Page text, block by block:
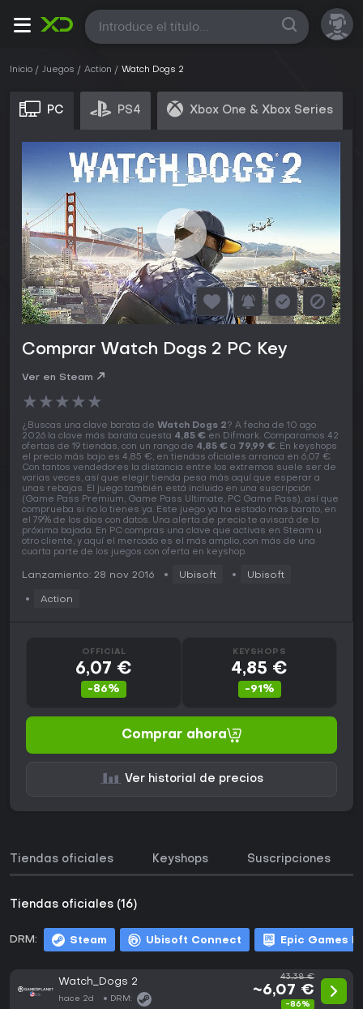
Todas
Inicio Juegos Action Watch Dogs 2
PC PS4 Xbox One & Xbox Series
Comprar Watch Dogs 2 PC Key
Ver en Steam
★★★★★
¿Buscas una clave barata de Watch Dogs 2? A fecha de 10 ago
2026 la clave más barata cuesta 4,85 € en Difmark. Comparamos 42
ofertas de 19 tiendas, con un rango de 4,85 € a 79,99 €. En keyshops
el precio más bajo es 4,85 €, en tiendas oficiales arranca en 6,07 €.
Con tantos vendedores la distancia entre los extremos suele ser de
varias veces, así que elegir tienda pesa más aquí que esperar a
unas rebajas. El juego también está incluido en una suscripción
(Game Pass Premium, Game Pass Ultimate, PC Game Pass), así que
comprueba si no lo tienes ya. Este juego ya ha estado más barato, en
el 79% de los días con datos. Una alerta de precio te avisará de la
próxima bajada. En PC compras una clave que activas en Steam u
otro cliente, y aquí el mercado es el más amplio, con más de una
cuarta parte de los juegos con oferta en keyshop.
Lanzamiento: 28 nov 2016 Ubisoft Ubisoft
Action
OFFICIAL
6,07 €
-86%
KEYSHOPS
4,85 €
-91%
Comprar ahora
Ver historial de precios
Tiendas oficiales Keyshops Suscripciones
Tiendas oficiales (16)
DRM: Steam Ubisoft Connect Epic Games
Watch_Dogs 2
hace 2d DRM:
43,38 €
~6,07 €
-86%